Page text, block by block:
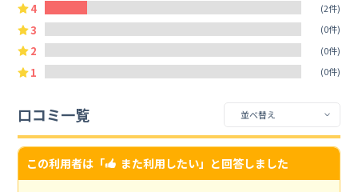
4 (2件)
3 (0件)
2 (0件)
1 (0件)
口コミ一覧
この利用者は「 また利用したい」と回答しました